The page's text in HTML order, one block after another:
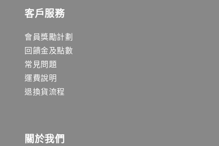
客戶服務
會員獎勵計劃
回饋金及點數
常見問題
運費說明
退換貨流程
關於我們